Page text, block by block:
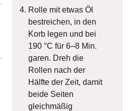
Rolle mit etwas Öl
bestreichen, in den
Korb legen und bei
190 °C für 6–8 Min.
garen. Dreh die
Rollen nach der
Hälfte der Zeit, damit
beide Seiten
gleichmäßig